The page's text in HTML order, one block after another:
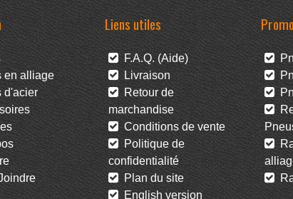
alliage
Liens utiles
F.A.Q. (Aide)
Livraison
Retour de
marchandise
Conditions de vente
Politique de
confidentialité
Plan du site
English version